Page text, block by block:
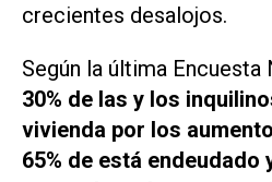
crecientes desalojos.
Según la última
30% de las y los
vivienda por los
65% de está endeudado